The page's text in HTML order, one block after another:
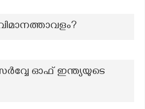
ഓഫ് ഇന്ത്യയുടെ